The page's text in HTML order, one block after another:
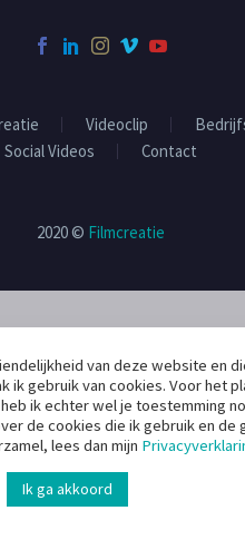
Videoclip
Social Videos
Contact
2020 © Filmcreatie
van deze website en
ik gebruik van cookies. Voor het
ik echter wel je toestemming
de cookies die ik gebruik en de
lees dan mijn
Ik ga akkoord